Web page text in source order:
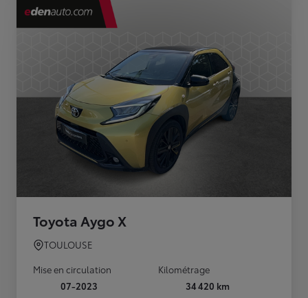
Toyota Aygo X
TOULOUSE
Mise en circulation
07-2023
Kilométrage
34 420 km